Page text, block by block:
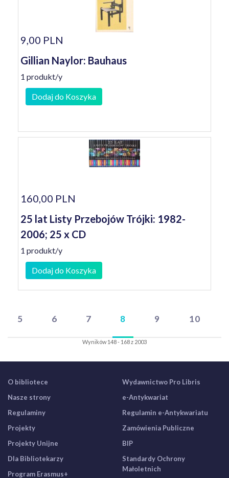
9,00 PLN
Gillian Naylor: Bauhaus
1 produkt/y
Dodaj do Koszyka
160,00 PLN
25 lat Listy Przebojów Trójki: 1982-
2006; 25 x CD
1 produkt/y
Dodaj do Koszyka
5 6 7 8 9 10
Wyników 148 - 168 z 2003
O bibliotece
Nasze strony
Regulaminy
Projekty
Projekty Unijne
Dla Bibliotekarzy
Program Erasmus+
Wydawnictwo Pro Libris
e-Antykwariat
Regulamin e-Antykwariatu
Zamówienia Publiczne
BIP
Standardy Ochrony
Małoletnich